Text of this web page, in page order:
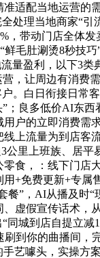
适配当地运营
处理当地商家“
带动门店全体
毛肚涮烫8秒技
量盈利，以下3
，让周边有消
。白日衔接日
良多低价AI东
户的立即消费
上流量为到店
公里上班族、居
食，：线下门
+免费更新+专
”，AI从播及
虚假宣传话术
城到店自提立
到你的曲播间
艺噱头，实操